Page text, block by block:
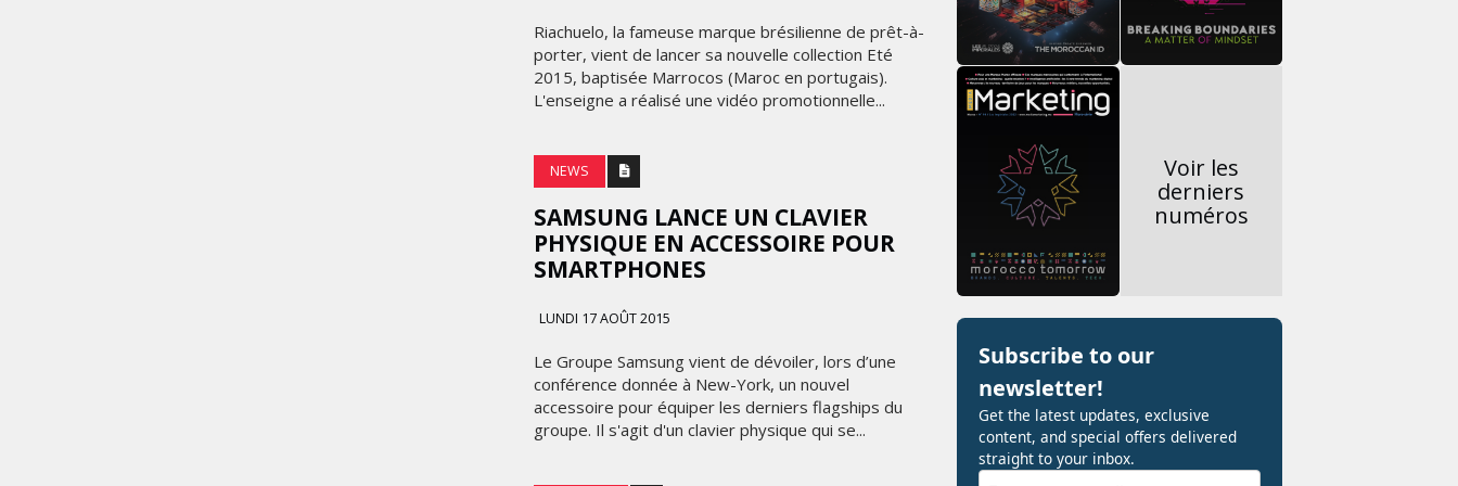
Riachuelo, la fameuse marque brésilienne de prêt-à-
porter, vient de lancer sa nouvelle collection Eté
2015, baptisée Marrocos (Maroc en portugais).
L'enseigne a réalisé une vidéo promotionnelle...
NEWS
SAMSUNG LANCE UN CLAVIER
PHYSIQUE EN ACCESSOIRE POUR
SMARTPHONES
LUNDI 17 AOÛT 2015
Le Groupe Samsung vient de dévoiler, lors d’une
conférence donnée à New-York, un nouvel
accessoire pour équiper les derniers flagships du
groupe. Il s'agit d'un clavier physique qui se...
Voir les
derniers
numéros